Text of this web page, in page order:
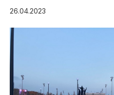
Инфраструктура
Благоустройство
26.04.2023